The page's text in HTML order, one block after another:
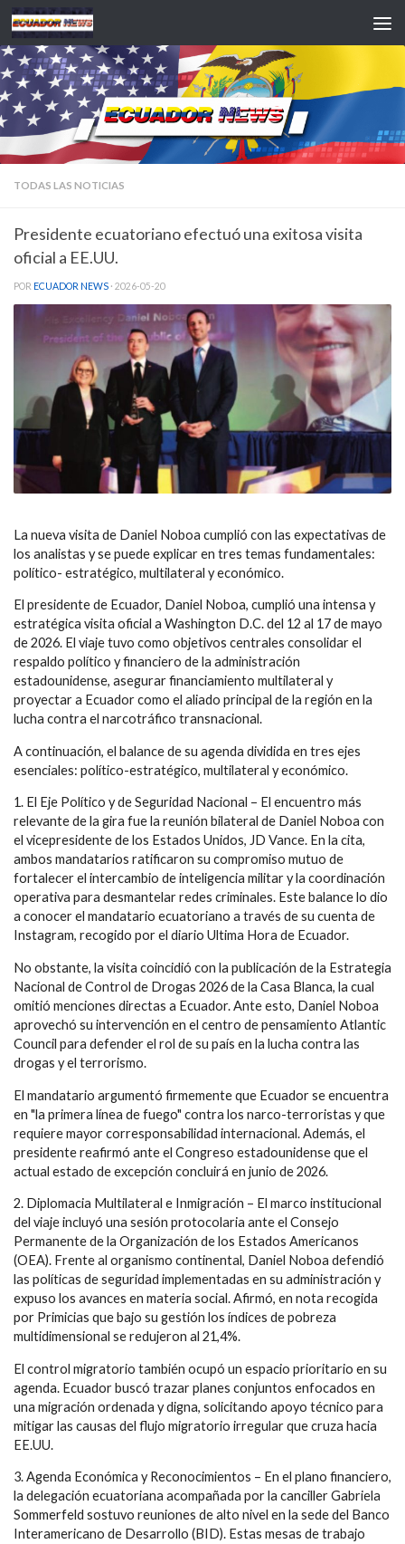
Saltar al contenido
TODAS LAS NOTICIAS
Presidente ecuatoriano efectuó una exitosa visita
oficial a EE.UU.
POR ECUADOR NEWS · 2026-05-20
La nueva visita de Daniel Noboa cumplió con las expectativas de
los analistas y se puede explicar en tres temas fundamentales:
político- estratégico, multilateral y económico.
El presidente de Ecuador, Daniel Noboa, cumplió una intensa y
estratégica visita oficial a Washington D.C. del 12 al 17 de mayo
de 2026. El viaje tuvo como objetivos centrales consolidar el
respaldo político y financiero de la administración
estadounidense, asegurar financiamiento multilateral y
proyectar a Ecuador como el aliado principal de la región en la
lucha contra el narcotráfico transnacional.
A continuación, el balance de su agenda dividida en tres ejes
esenciales: político-estratégico, multilateral y económico.
1. El Eje Político y de Seguridad Nacional – El encuentro más
relevante de la gira fue la reunión bilateral de Daniel Noboa con
el vicepresidente de los Estados Unidos, JD Vance. En la cita,
ambos mandatarios ratificaron su compromiso mutuo de
fortalecer el intercambio de inteligencia militar y la coordinación
operativa para desmantelar redes criminales. Este balance lo dio
a conocer el mandatario ecuatoriano a través de su cuenta de
Instagram, recogido por el diario Ultima Hora de Ecuador.
No obstante, la visita coincidió con la publicación de la Estrategia
Nacional de Control de Drogas 2026 de la Casa Blanca, la cual
omitió menciones directas a Ecuador. Ante esto, Daniel Noboa
aprovechó su intervención en el centro de pensamiento Atlantic
Council para defender el rol de su país en la lucha contra las
drogas y el terrorismo.
El mandatario argumentó firmemente que Ecuador se encuentra
en "la primera línea de fuego" contra los narco-terroristas y que
requiere mayor corresponsabilidad internacional. Además, el
presidente reafirmó ante el Congreso estadounidense que el
actual estado de excepción concluirá en junio de 2026.
2. Diplomacia Multilateral e Inmigración – El marco institucional
del viaje incluyó una sesión protocolaria ante el Consejo
Permanente de la Organización de los Estados Americanos
(OEA). Frente al organismo continental, Daniel Noboa defendió
las políticas de seguridad implementadas en su administración y
expuso los avances en materia social. Afirmó, en nota recogida
por Primicias que bajo su gestión los índices de pobreza
multidimensional se redujeron al 21,4%.
El control migratorio también ocupó un espacio prioritario en su
agenda. Ecuador buscó trazar planes conjuntos enfocados en
una migración ordenada y digna, solicitando apoyo técnico para
mitigar las causas del flujo migratorio irregular que cruza hacia
EE.UU.
3. Agenda Económica y Reconocimientos – En el plano financiero,
la delegación ecuatoriana acompañada por la canciller Gabriela
Sommerfeld sostuvo reuniones de alto nivel en la sede del Banco
Interamericano de Desarrollo (BID). Estas mesas de trabajo